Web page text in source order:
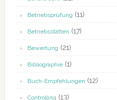
Betriebsprüfung (11)
Betriebsstätten (17)
Bewertung (21)
Bibliographie(1)
Buch-Empfehlungen (12)
Controlling (13)